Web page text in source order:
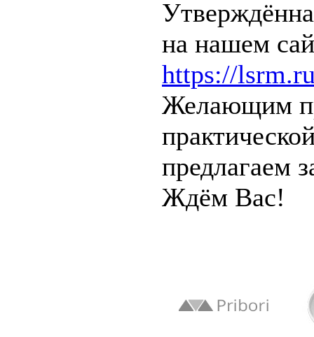
на нашем
https://
Желающим
предлагаем
Ждём Вас!